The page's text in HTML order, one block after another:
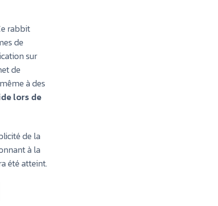
rabbit
de
sur
de
à des
lors de
de la
à la
été atteint.